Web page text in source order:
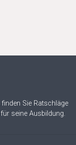
Sie Ratschläge
seine Ausbildung.